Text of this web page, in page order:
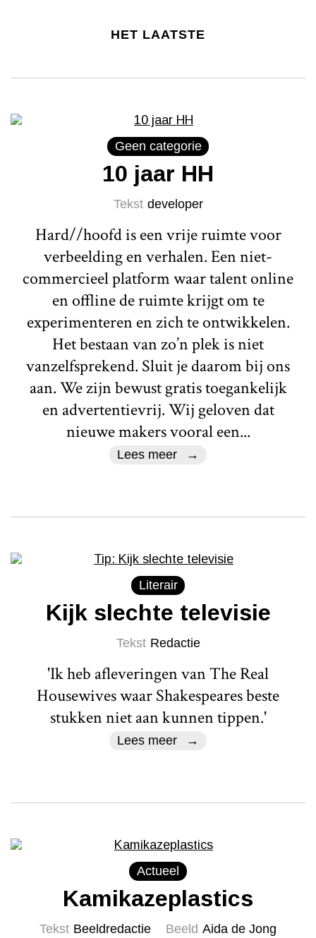
HET LAATSTE
Geen categorie
10 jaar HH
Tekst developer
Hard//hoofd is een vrije ruimte voor
verbeelding en verhalen. Een niet-
commercieel platform waar talent online
en offline de ruimte krijgt om te
experimenteren en zich te ontwikkelen.
Het bestaan van zo’n plek is niet
vanzelfsprekend. Sluit je daarom bij ons
aan. We zijn bewust gratis toegankelijk
en advertentievrij. Wij geloven dat
nieuwe makers vooral een...
Lees meer
Literair
Kijk slechte televisie
Tekst Redactie
'Ik heb afleveringen van The Real
Housewives waar Shakespeares beste
stukken niet aan kunnen tippen.'
Lees meer
Actueel
Kamikazeplastics
Tekst Beeldredactie Beeld Aida de Jong